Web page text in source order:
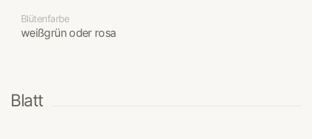
Blütenfarbe
weißgrün oder rosa
Blatt